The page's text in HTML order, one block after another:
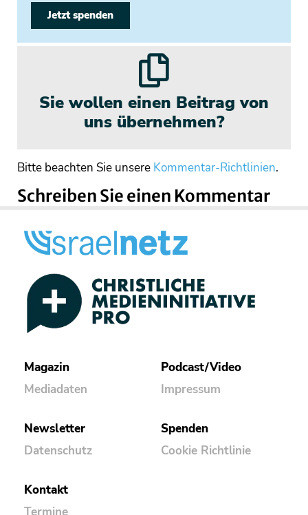
Jetzt spenden
Sie wollen einen Beitrag von
uns übernehmen?
Bitte beachten Sie unsere Kommentar-Richtlinien.
Schreiben Sie einen Kommentar
Magazin
Mediadaten
Podcast/Video
Impressum
Newsletter
Datenschutz
Spenden
Cookie Richtlinie
Kontakt